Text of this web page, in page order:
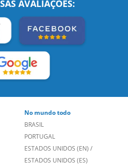
BRASIL
PORTUGAL
ESTADOS UNIDOS (EN)
ESTADOS UNIDOS (ES)
CANADÁ (EN)/CANADÁ (FR)